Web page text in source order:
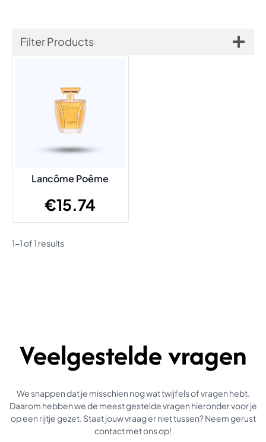
Filter Products
Lancôme Poême
€15.74
1-1 of 1 results
Veelgestelde vragen
We snappen dat je misschien nog wat twijfels of vragen hebt.
Daarom hebben we de meest gestelde vragen hieronder voor je
op een rijtje gezet. Staat jouw vraag er niet tussen? Neem gerust
contact met ons op!